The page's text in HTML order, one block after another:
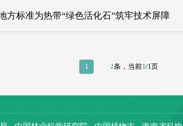
方标准为热带“绿色活化石”筑牢技术屏障
1 2条，当前1/1页